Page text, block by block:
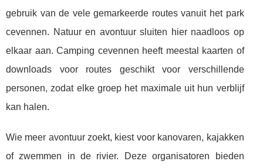
gebruik van de vele gemarkeerde routes vanuit het park
cevennen. Natuur en avontuur sluiten hier naadloos op
elkaar aan. Camping cevennen heeft meestal kaarten of
downloads voor routes geschikt voor verschillende
personen, zodat elke groep het maximale uit hun verblijf
kan halen.
Wie meer avontuur zoekt, kiest voor kanovaren, kajakken
of zwemmen in de rivier. Deze organisatoren bieden